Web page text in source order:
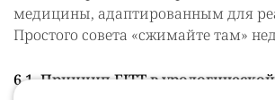
медицины, адаптированным для
Простого совета «сжимайте там»
6.1. Принцип FITT в